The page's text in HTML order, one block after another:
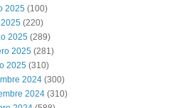
2025 (100)
(220)
2025 (289)
2025 (281)
2025 (310)
2024 (300)
2024 (310)